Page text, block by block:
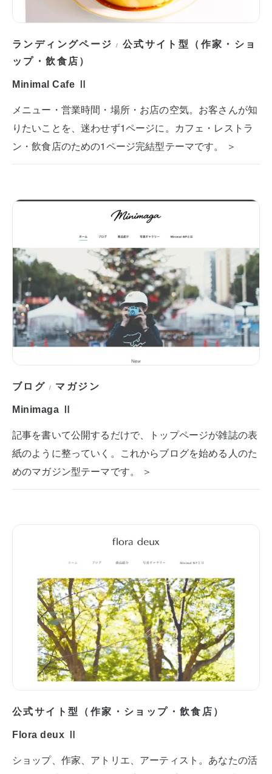
ランディングページ / 公式サイト型（作家・ショ
ップ・飲食店）
Minimal Cafe Ⅱ
メニュー・営業時間・場所・お店の空気。お客さんが知
りたいことを、迷わせず1ページに。カフェ・レストラ
ン・飲食店のための1ページ完結型テーマです。 ＞
ブログ / マガジン
Minimaga Ⅱ
記事を書いて公開するだけで、トップページが雑誌の表
紙のように整っていく。これからブログを始める人のた
めのマガジン型テーマです。 ＞
公式サイト型（作家・ショップ・飲食店）
Flora deux Ⅱ
ショップ、作家、アトリエ、アーティスト。あなたの活